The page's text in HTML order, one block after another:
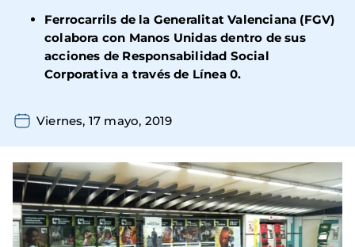
Ferrocarrils de la Generalitat Valenciana (FGV)
colabora con Manos Unidas dentro de sus
acciones de Responsabilidad Social
Corporativa a través de Línea 0.
Viernes, 17 mayo, 2019